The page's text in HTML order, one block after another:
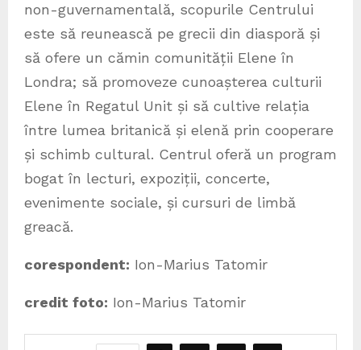
non-guvernamentală, scopurile Centrului
este să reunească pe grecii din diasporă și
să ofere un cămin comunității Elene în
Londra; să promoveze cunoașterea culturii
Elene în Regatul Unit și să cultive relația
între lumea britanică și elenă prin cooperare
și schimb cultural. Centrul oferă un program
bogat în lecturi, expoziții, concerte,
evenimente sociale, și cursuri de limbă
greacă.
corespondent: Ion-Marius Tatomir
credit foto: Ion-Marius Tatomir